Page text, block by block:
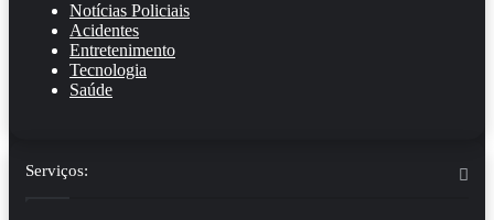
Notícias Policiais
Acidentes
Entretenimento
Tecnologia
Saúde
Serviços: